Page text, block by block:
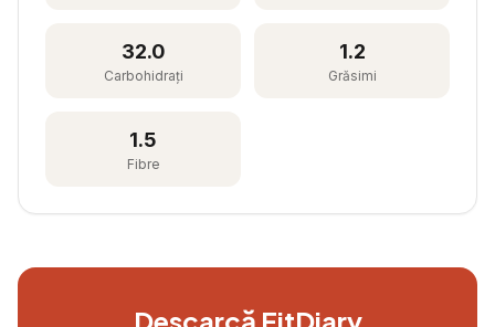
32.0
Carbohidrați
1.2
Grăsimi
1.5
Fibre
Descarcă FitDiary